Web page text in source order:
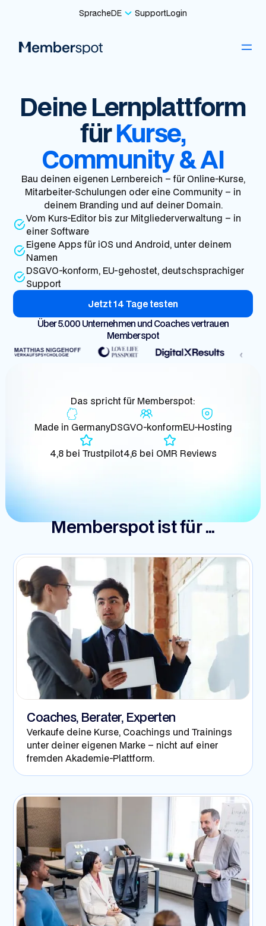
SpracheDE SupportLogin
Deine Lernplattform
fürKurse,
Community & AI
Bau deinen eigenen Lernbereich – für Online-Kurse,
Mitarbeiter-Schulungen oder eine Community – in
deinem Branding und auf deiner Domain.
Vom Kurs-Editor bis zur Mitgliederverwaltung – in
einer Software
Eigene Apps für iOS und Android, unter deinem
Namen
DSGVO-konform, EU-gehostet, deutschsprachiger
Support
Jetzt 14 Tage testen
Über 5.000 Unternehmen und Coaches vertrauen
Memberspot
Das spricht für Memberspot:
Made in GermanyDSGVO-konformEU-Hosting
4,8 bei Trustpilot4,6 bei OMR Reviews
Memberspot ist für ...
Coaches, Berater, Experten
Verkaufe deine Kurse, Coachings und Trainings
unter deiner eigenen Marke – nicht auf einer
fremden Akademie-Plattform.